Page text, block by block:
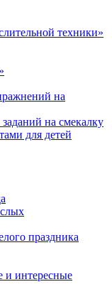
техники»
на
на смекалку
для детей
праздника
и интересные